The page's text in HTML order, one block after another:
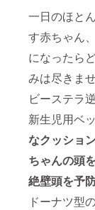
一日のほと
す赤ちゃん
になったら
みは尽きま
ビーステラ
新生児用ベッ
なクッショ
ちゃんの頭
絶壁頭を予
ドーナツ型